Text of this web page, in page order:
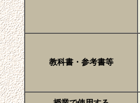
教科書・参考書等